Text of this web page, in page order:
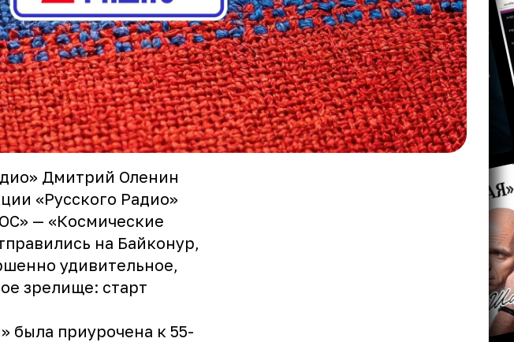
Дмитрий Оленин
«Русского Радио»
— «Космические
на Байконур,
удивительное,
зрелище: старт
была приурочена к 55-